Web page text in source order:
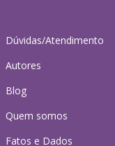
Dúvidas/Atendimento
Autores
Blog
Quem somos
Fatos e Dados